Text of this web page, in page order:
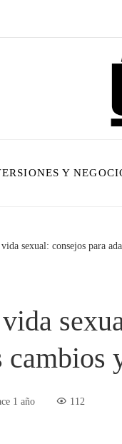
Y
sexual: consejos para
cambios
1 año 112